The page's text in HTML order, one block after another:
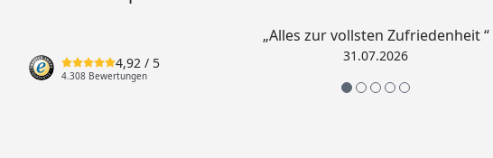
4,92 / 5
4.308 Bewertungen
„Alles zur vollsten Zufriedenheit “
31.07.2026